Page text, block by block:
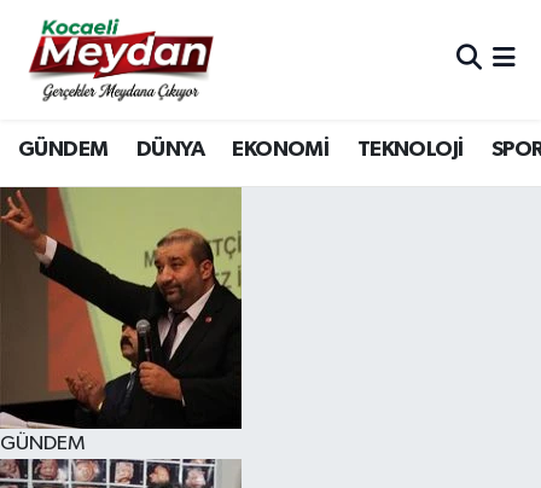
GÜNDEM DÜNYA EKONOMİ TEKNOLOJİ
GÜNDEM
Nöbetçi Eczaneler
Hava Durumu
Trafik Durumu
Süper Lig Puan Durumu ve Fikstür
Tüm Manşetler
Son Dakika Haberleri
Haber Arşivi